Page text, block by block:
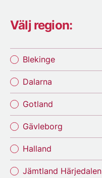
Välj region:
Blekinge
Dalarna
Gotland
Gävleborg
Halland
Jämtland Härjedalen